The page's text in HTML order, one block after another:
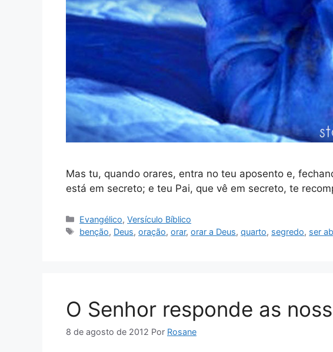
Mas tu, quando orares, entra no teu aposento e,
está em secreto; e teu Pai, que vê em secreto, te
Categorias
Evangélico,Versículo Bíblico
Tags
benção, Deus,oração,orar,orar a Deus,quarto, segredo, ser
O Senhor responde as
8 de agosto de 2012 Por Rosane